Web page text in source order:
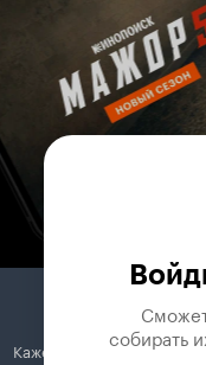
собирать
Кажется, вы